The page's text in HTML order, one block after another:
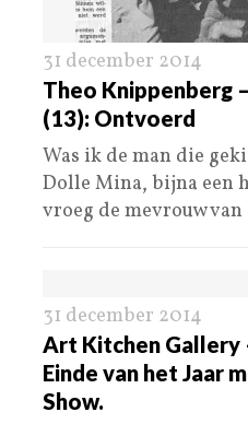
31 december 2014
Theo Knippenberg
(13): Ontvoerd
Was ik de man die
Dolle Mina, bijna een
vroeg de mevrouw van
31 december 2014
Art Kitchen Gallery
Einde van het Jaar
Show.